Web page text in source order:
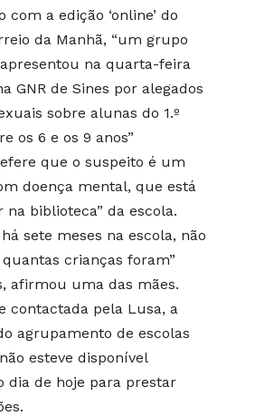
com a edição ‘online’ do
da Manhã, “um grupo
na quarta-feira
GNR de Sines por alegados
sobre alunas do 1.º
os 6 e os 9 anos”
que o suspeito é um
doença mental, que está
na biblioteca” da escola.
sete meses na escola, não
crianças foram”
afirmou uma das mães.
contactada pela Lusa, a
agrupamento de escolas
esteve disponível
dia de hoje para prestar